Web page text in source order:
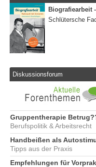
Biografiearbeit
Schlütersche
Diskussionsforum
Gruppentherapie
Berufspolitik & Arbeitsrecht
Handbeißen als
Tipps aus der Praxis
Empfehlungen für